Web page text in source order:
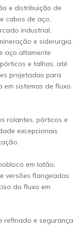
e distribuição de
cabos de aço,
industrial,
e siderurgia.
aço altamente
e talhas, até
projetadas para
em sistemas de fluxo.
rolantes, pórticos e
excepcionais
em latão,
versões flangeadas
do fluxo em
refinado e segurança